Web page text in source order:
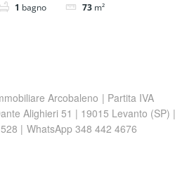
1 bagno 73 m²
Arcobaleno | Partita IVA
Alighieri 51 | 19015 Levanto (SP) |
| WhatsApp 348 442 4676